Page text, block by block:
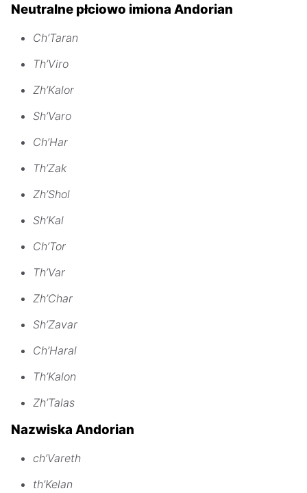
Neutralne płciowo imiona Andorian
Ch’Taran
Th’Viro
Zh’Kalor
Sh’Varo
Ch’Har
Th’Zak
Zh’Shol
Sh’Kal
Ch’Tor
Th’Var
Zh’Char
Sh’Zavar
Ch’Haral
Th’Kalon
Zh’Talas
Nazwiska Andorian
ch’Vareth
th’Kelan